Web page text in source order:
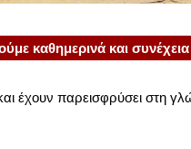
καθημερινά και συνέχεια
έχουν παρεισφρύσει στη